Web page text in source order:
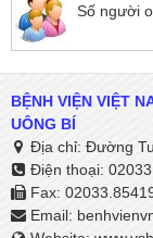
Số người
BỆNH VIỆN VIỆT
UÔNG BÍ
Địa chỉ: Đường
Điện thoại:
Fax:
Email: